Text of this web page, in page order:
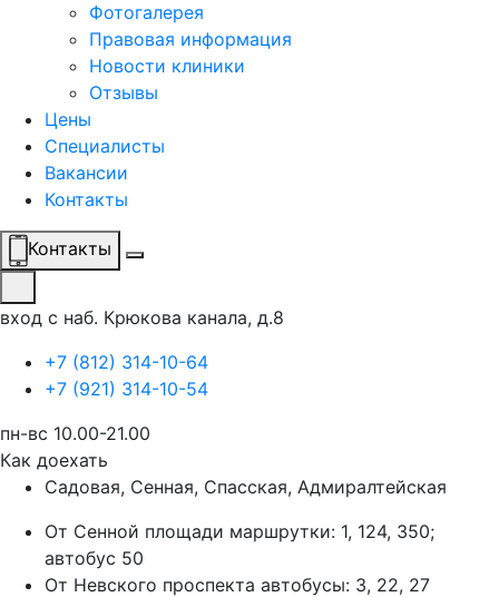
Фотогалерея
Правовая информация
Новости клиники
Отзывы
Цены
Специалисты
Вакансии
Контакты
Контакты
вход с наб. Крюкова канала, д.8
+7 (812) 314-10-64
+7 (921) 314-10-54
пн-вс 10.00-21.00
Как доехать
Садовая, Сенная, Спасская, Адмиралтейская
От Сенной площади маршрутки: 1, 124, 350;
автобус 50
От Невского проспекта автобусы: 3, 22, 27